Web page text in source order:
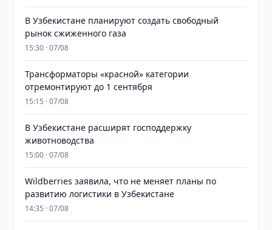
В Узбекистане планируют создать свободный
рынок сжиженного газа
15:30 · 07/08
Трансформаторы «красной» категории
отремонтируют до 1 сентября
15:15 · 07/08
В Узбекистане расширят господдержку
животноводства
15:00 · 07/08
Wildberries заявила, что не меняет планы по
развитию логистики в Узбекистане
14:35 · 07/08